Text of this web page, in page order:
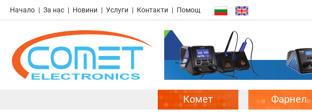
Начало За нас Новини Услуги Контакти Помощ
Комет Фарнел